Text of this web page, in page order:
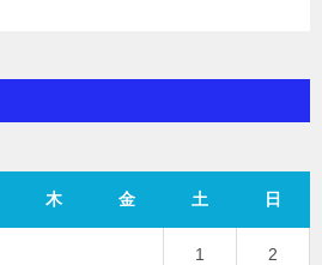
木 金 土 日
1 2